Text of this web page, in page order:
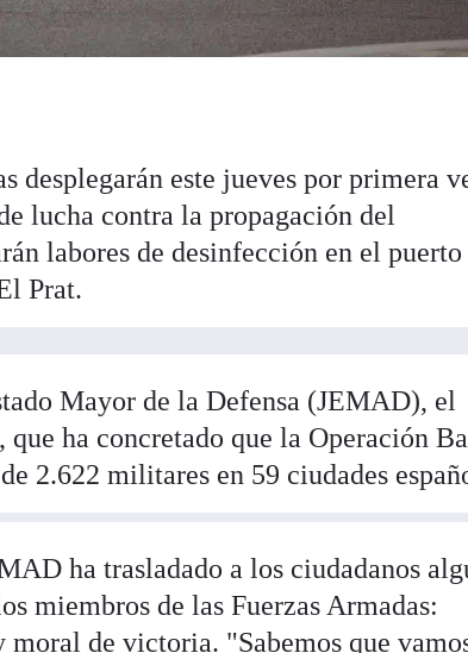
desplegarán este jueves por primera
lucha contra la propagación del
labores de desinfección en el puerto
Prat.
Mayor de la Defensa (JEMAD), el
ha concretado que la Operación
2.622 militares en 59 ciudades
ha trasladado a los ciudadanos
miembros de las Fuerzas Armadas:
de victoria. "Sabemos que